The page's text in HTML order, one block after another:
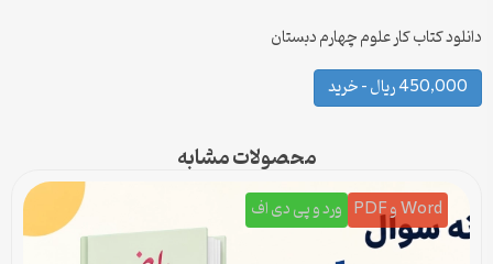
دانلود کتاب کار علوم چهارم دبستان
450,000 ریال – خرید
محصولات مشابه
Word و PDF ورد و پی دی اف